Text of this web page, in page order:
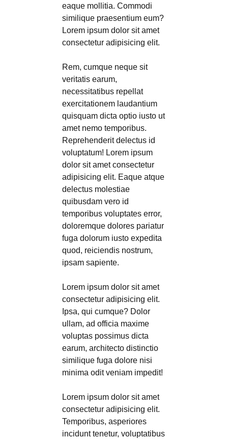
eaque mollitia. Commodi
similique praesentium eum?
Lorem ipsum dolor sit amet
consectetur adipisicing elit.
Rem, cumque neque sit
veritatis earum,
necessitatibus repellat
exercitationem laudantium
quisquam dicta optio iusto ut
amet nemo temporibus.
Reprehenderit delectus id
voluptatum! Lorem ipsum
dolor sit amet consectetur
adipisicing elit. Eaque atque
delectus molestiae
quibusdam vero id
temporibus voluptates error,
doloremque dolores pariatur
fuga dolorum iusto expedita
quod, reiciendis nostrum,
ipsam sapiente.
Lorem ipsum dolor sit amet
consectetur adipisicing elit.
Ipsa, qui cumque? Dolor
ullam, ad officia maxime
voluptas possimus dicta
earum, architecto distinctio
similique fuga dolore nisi
minima odit veniam impedit!
Lorem ipsum dolor sit amet
consectetur adipisicing elit.
Temporibus, asperiores
incidunt tenetur, voluptatibus